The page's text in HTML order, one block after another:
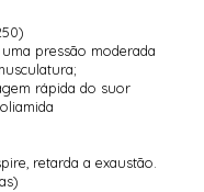
pressão moderada
rápida do suor
retarda a exaustão.